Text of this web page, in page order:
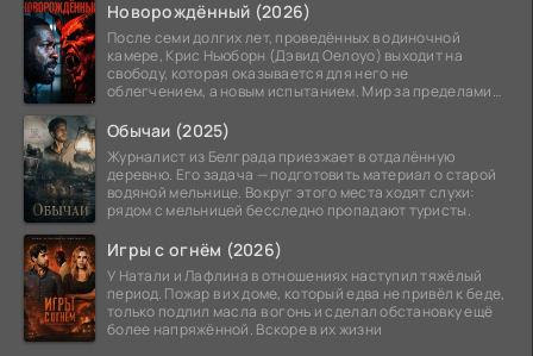
Новорождённый (2026)
После семи долгих лет, проведённых в одиночной
камере, Крис Ньюборн (Дэвид Оелоуо) выходит на
свободу, которая оказывается для него не
облегчением, а новым испытанием. Мир за пределами
Обычаи (2025)
Журналист из Белграда приезжает в отдалённую
деревню. Его задача — подготовить материал о старой
водяной мельнице. Вокруг этого места ходят слухи:
рядом с мельницей бесследно пропадают туристы.
Игры с огнём (2026)
У Натали и Лафлина в отношениях наступил тяжёлый
период. Пожар в их доме, который едва не привёл к беде,
только подлил масла в огонь и сделал обстановку ещё
более напряжённой. Вскоре в их жизни